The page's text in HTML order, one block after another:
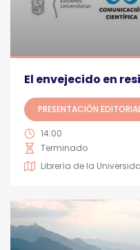
El envejecido en
PRESENTACIÓN
14:00
Terminado
Librería de la